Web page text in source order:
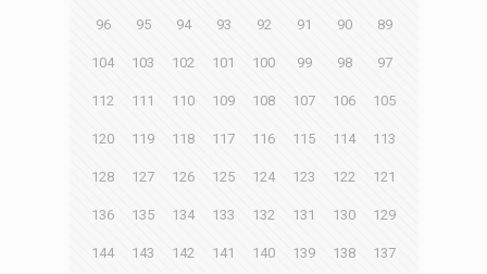
89
90
91
92
93
94
95
96
97
98
99
100
101
102
103
104
105
106
107
108
109
110
111
112
113
114
115
116
117
118
119
120
121
122
123
124
125
126
127
128
129
130
131
132
133
134
135
136
137
138
139
140
141
142
143
144